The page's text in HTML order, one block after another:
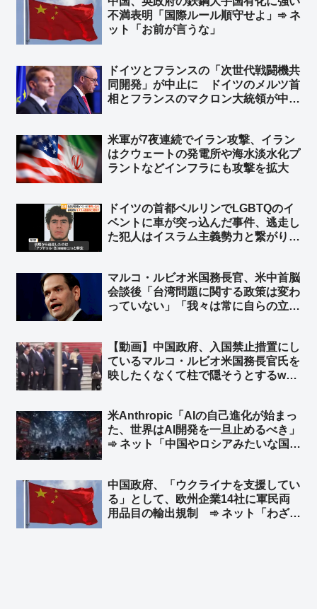
不満表明「国際ルール順守せよ」➾ ネ
ット「お前が言うな」
ドイツとフランスの「次世代戦闘機共
同開発」が中止に ドイツのメルツ首
相とフランスのマクロン大統領が中止
りという流れ？」
米軍が7夜連続でイラン攻撃、イラン
はクウェートの発電所や‌海水淡水化プ
ラントなどインフラにも攻撃を拡大
ドイツの首都ベルリンでLGBTQのイ
ベントに車が突っ込んだ事件、逃走し
た犯人はイスラム主義勢力と繋がり
ラム…』→『……』←この展開だろ
ww」
マルコ・ルビオ米国務長官、米中首脳
会談後「台湾問題に関する政策は変わ
っていない」「我々は常に自らの立場
マスゴミさんによると、米中会談で日
本と台湾は梯子を外された設定なのに
ｗ」
【動画】中国政府、入国禁止措置にし
ているマルコ・ルビオ米国務長官氏を
映したくなくて柱で隠そうとするw
w」
米Anthropic「AIの自己進化が始まっ
た、世界はAI開発を一旦止めるべき」
➾ ネット「中国やロシアみたいな国が
中国政府、「ウクライナを支援してい
る」として、欧州企業14社に軍民両
用品目の輸出規制 ➾ ネット「わざわ